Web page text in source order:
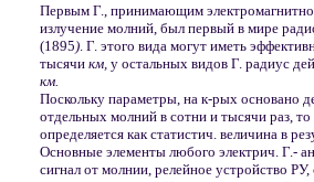
Первым Г., принимающим
излучение молний, был первый в мире
(1895) . Г. этого вида могут иметь
тысячи км, у остальных видов Г. радиус
км.
Поскольку параметры, на к-рых основано
отдельных молний в сотни и тысячи раз,
определяется как статистич. величина в
Основные элементы любого электрич. Г.-
сигнал от молнии, релейное устройство